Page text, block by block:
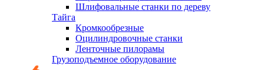
Шлифовальные станки по дереву
Тайга
Кромкообрезные
Оцилиндровочные станки
Ленточные пилорамы
Грузоподъемное оборудование